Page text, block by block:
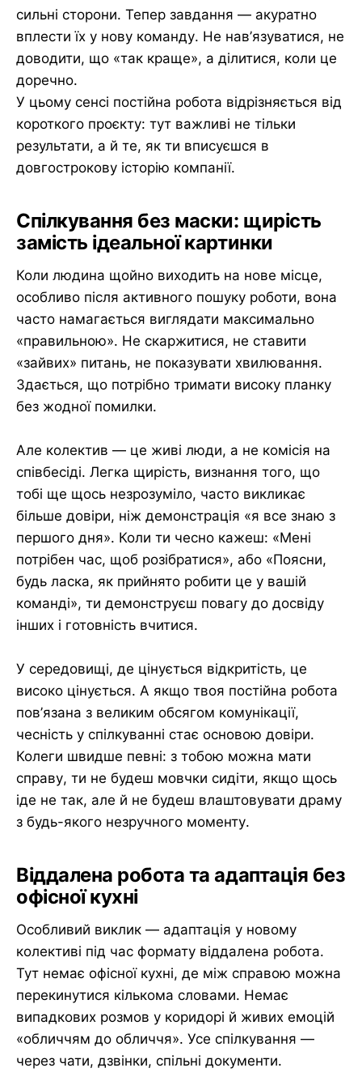
сильні сторони. Тепер завдання — акуратно
вплести їх у нову команду. Не нав’язуватися, не
доводити, що «так краще», а ділитися, коли це
доречно.
У цьому сенсі постійна робота відрізняється від
короткого проєкту: тут важливі не тільки
результати, а й те, як ти вписуєшся в
довгострокову історію компанії.
Спілкування без маски: щирість
замість ідеальної картинки
Коли людина щойно виходить на нове місце,
особливо після активного пошуку роботи, вона
часто намагається виглядати максимально
«правильною». Не скаржитися, не ставити
«зайвих» питань, не показувати хвилювання.
Здається, що потрібно тримати високу планку
без жодної помилки.
Але колектив — це живі люди, а не комісія на
співбесіді. Легка щирість, визнання того, що
тобі ще щось незрозуміло, часто викликає
більше довіри, ніж демонстрація «я все знаю з
першого дня». Коли ти чесно кажеш: «Мені
потрібен час, щоб розібратися», або «Поясни,
будь ласка, як прийнято робити це у вашій
команді», ти демонструєш повагу до досвіду
інших і готовність вчитися.
У середовищі, де цінується відкритість, це
високо цінується. А якщо твоя постійна робота
пов’язана з великим обсягом комунікації,
чесність у спілкуванні стає основою довіри.
Колеги швидше певні: з тобою можна мати
справу, ти не будеш мовчки сидіти, якщо щось
іде не так, але й не будеш влаштовувати драму
з будь-якого незручного моменту.
Віддалена робота та адаптація без
офісної кухні
Особливий виклик — адаптація у новому
колективі під час формату віддалена робота.
Тут немає офісної кухні, де між справою можна
перекинутися кількома словами. Немає
випадкових розмов у коридорі й живих емоцій
«обличчям до обличчя». Усе спілкування —
через чати, дзвінки, спільні документи.